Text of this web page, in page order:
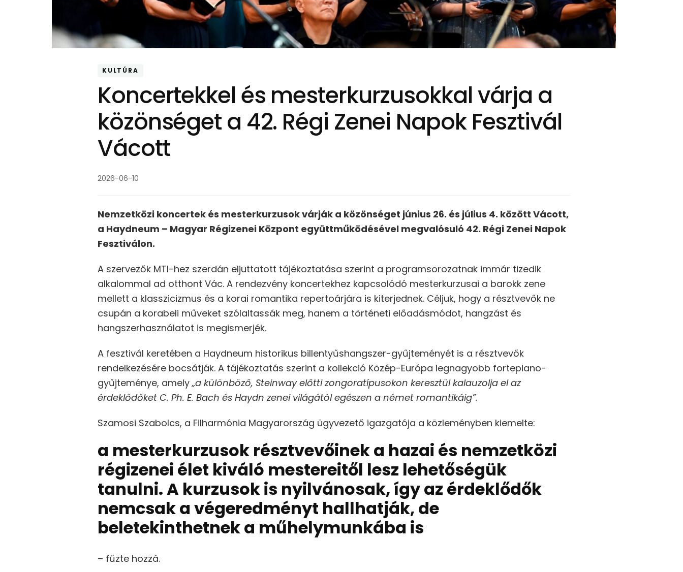
KULTÚRA
Koncertekkel és mesterkurzusokkal várja a
közönséget a 42. Régi Zenei Napok Fesztivál
Vácott
2026-06-10
Nemzetközi koncertek és mesterkurzusok várják a közönséget június 26. és július 4. között Vácott,
a Haydneum – Magyar Régizenei Központ együttműködésével megvalósuló 42. Régi Zenei Napok
Fesztiválon.
A szervezők MTI-hez szerdán eljuttatott tájékoztatása szerint a programsorozatnak immár tizedik
alkalommal ad otthont Vác. A rendezvény koncertekhez kapcsolódó mesterkurzusai a barokk zene
mellett a klasszicizmus és a korai romantika repertoárjára is kiterjednek. Céljuk, hogy a résztvevők ne
csupán a korabeli műveket szólaltassák meg, hanem a történeti előadásmódot, hangzást és
hangszerhasználatot is megismerjék.
A fesztivál keretében a Haydneum historikus billentyűshangszer-gyűjteményét is a résztvevők
rendelkezésére bocsátják. A tájékoztatás szerint a kollekció Közép-Európa legnagyobb fortepiano-
gyűjteménye, amely„a különböző, Steinway előtti zongoratípusokon keresztül kalauzolja el az
érdeklődőket C. Ph. E. Bach és Haydn zenei világától egészen a német romantikáig”.
Szamosi Szabolcs, a Filharmónia Magyarország ügyvezető igazgatója a közleményben kiemelte:
a mesterkurzusok résztvevőinek a hazai és nemzetközi
régizenei élet kiváló mestereitől lesz lehetőségük
tanulni. A kurzusok is nyilvánosak, így az érdeklődők
nemcsak a végeredményt hallhatják, de
beletekinthetnek a műhelymunkába is
– fűzte hozzá.